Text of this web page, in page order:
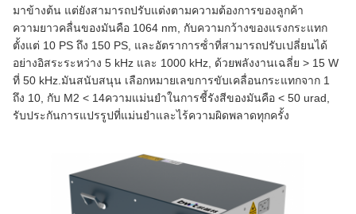
มาข้างต้น แต่ยังสามารถปรับแต่งตามความต้องการของลูกค้า
ความยาวคลื่นของมันคือ 1064 nm, กับความกว้างของแรงกระแทก
ตั้งแต่ 10 PS ถึง 150 PS, และอัตราการซ้ําที่สามารถปรับเปลี่ยนได้
อย่างอิสระระหว่าง 5 kHz และ 1000 kHz, ด้วยพลังงานเฉลี่ย > 15 W
ที่ 50 kHz.มันสนับสนุน เลือกหมายเลขการขับเคลื่อนกระแทกจาก 1
ถึง 10, กับ M2 < 14ความแม่นยําในการชี้รังสีของมันคือ < 50 urad,
รับประกันการแปรรูปที่แม่นยําและไร้ความผิดพลาดทุกครั้ง